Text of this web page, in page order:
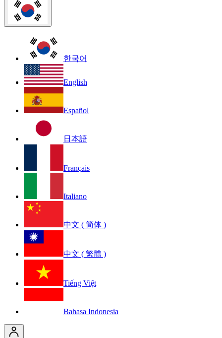
한국어
English
Español
日本語
Français
Italiano
中文 ( 简体 )
中文 ( 繁體 )
Tiếng Việt
Bahasa Indonesia